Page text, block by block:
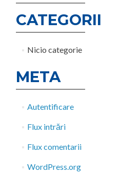
CATEGORII
Nicio categorie
META
Autentificare
Flux intrări
Flux comentarii
WordPress.org